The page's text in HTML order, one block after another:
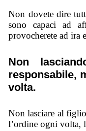
Non dovete dire
sono capaci ad
provocherete ad ira
Non
responsabile,
volta.
Non lasciare al
l’ordine ogni volta,